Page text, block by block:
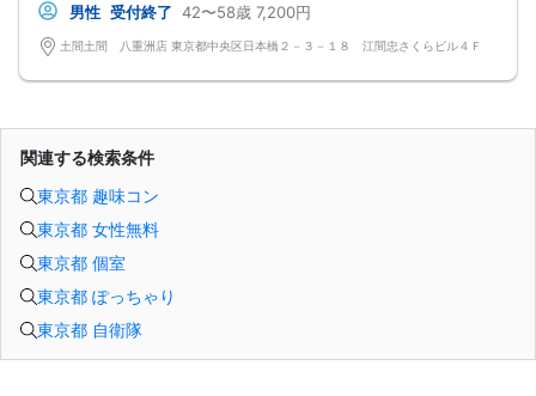
男性 受付終了 42〜58歳 7,200円
土間土間 八重洲店 東京都中央区日本橋２－３－１８ 江間忠さくらビル４Ｆ
関連する検索条件
東京都 趣味コン
東京都 女性無料
東京都 個室
東京都 ぽっちゃり
東京都 自衛隊